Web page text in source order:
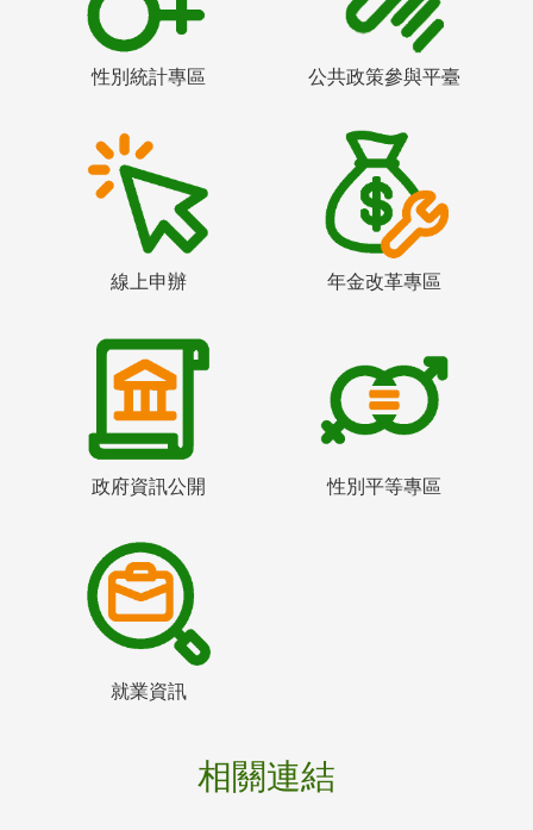
性別統計專區 公共政策參與平臺
線上申辦 年金改革專區
政府資訊公開 性別平等專區
就業資訊
相關連結